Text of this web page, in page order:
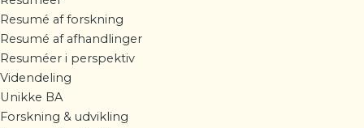
Resumé af forskning
Resumé af afhandlinger
Resuméer i perspektiv
Videndeling
Unikke BA
Forskning & udvikling